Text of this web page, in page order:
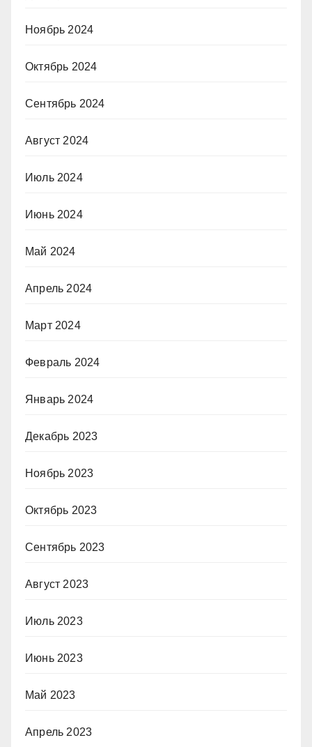
Ноябрь 2024
Октябрь 2024
Сентябрь 2024
Август 2024
Июль 2024
Июнь 2024
Май 2024
Апрель 2024
Март 2024
Февраль 2024
Январь 2024
Декабрь 2023
Ноябрь 2023
Октябрь 2023
Сентябрь 2023
Август 2023
Июль 2023
Июнь 2023
Май 2023
Апрель 2023